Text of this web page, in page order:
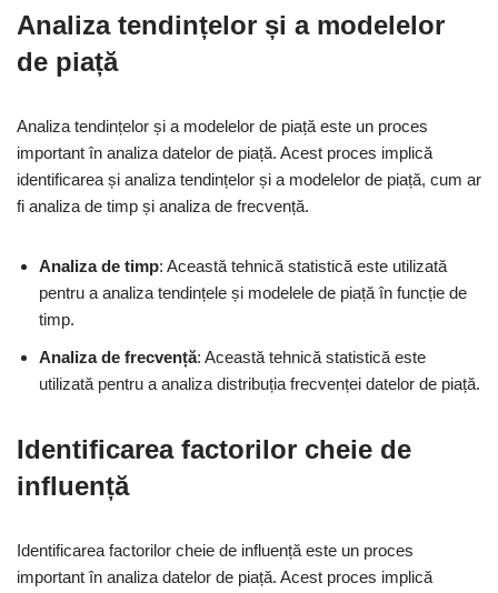
Analiza tendințelor și a modelelor
de piață
Analiza tendințelor și a modelelor de piață este un proces
important în analiza datelor de piață. Acest proces implică
identificarea și analiza tendințelor și a modelelor de piață, cum ar
fi analiza de timp și analiza de frecvență.
Analiza de timp: Această tehnică statistică este utilizată
pentru a analiza tendințele și modelele de piață în funcție de
timp.
Analiza de frecvență: Această tehnică statistică este
utilizată pentru a analiza distribuția frecvenței datelor de piață.
Identificarea factorilor cheie de
influență
Identificarea factorilor cheie de influență este un proces
important în analiza datelor de piață. Acest proces implică